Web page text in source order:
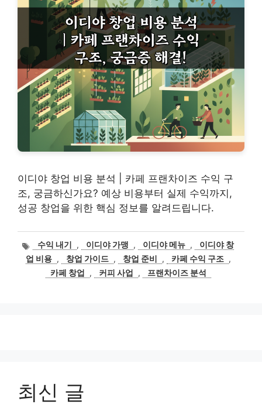
이디야 창업 비용 분석 | 카페 프랜차이즈 수익 구
조, 궁금하신가요? 예상 비용부터 실제 수익까지,
성공 창업을 위한 핵심 정보를 알려드립니다.
태
그
수익 내기 , 이디야 가맹 , 이디야 메뉴 ,
이디야 창
업 비용 , 창업 가이드 , 창업 준비 , 카페 수익 구조 ,
카페 창업
, 커피 사업 , 프랜차이즈 분석
최신 글